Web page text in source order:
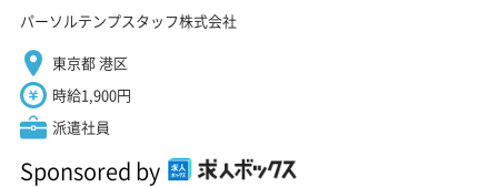
パーソルテンプスタッフ株式会社
東京都 港区
時給1,900円
派遣社員
Sponsored by